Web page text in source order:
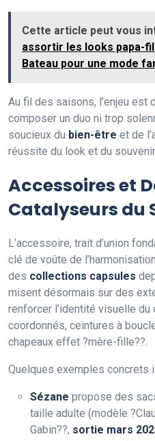
Cette article peut vous
assortir les looks papa-
Bateau pour une mode
Au fil des saisons, l’enjeu est
composer un duo ni trop
soucieux du bien-être et de
réussite du look et du
Accessoires et
Catalyseurs du
L’accessoire, trait d’union
clé de voûte de
des collections capsules
misent désormais sur des
renforcer l’identité visuelle du
coordonnés, ceintures à
chapeaux effet ?mère-fille??.
Quelques exemples concrets
Sézane propose des
taille adulte (modèle
Gabin??, sortie mars